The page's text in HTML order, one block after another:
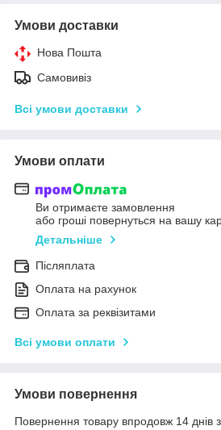
Умови доставки
Нова Пошта
Самовивіз
Всі умови доставки
Умови оплати
Ви отримаєте замовлення
або гроші повернуться на вашу
Детальніше
Післяплата
Оплата на рахунок
Оплата за реквізитами
Всі умови оплати
Умови повернення
Повернення товару впродовж 14 днів